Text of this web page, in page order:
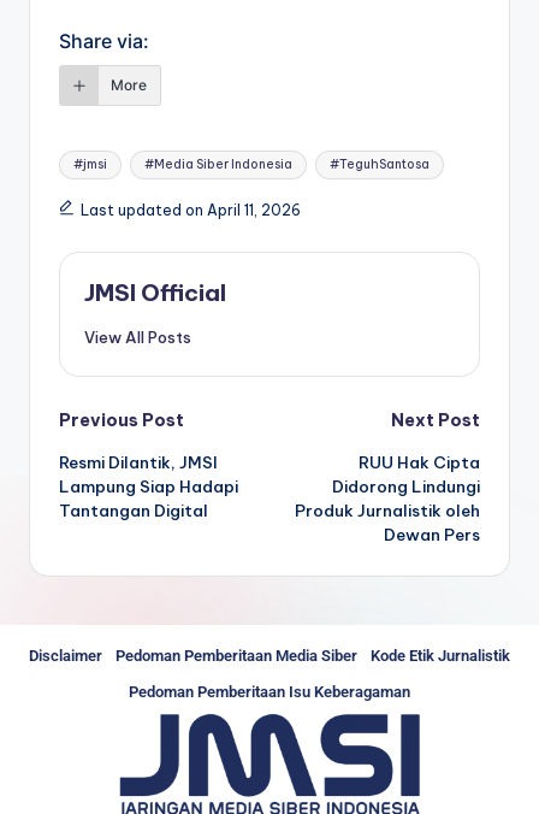
Share via:
More
#jmsi #Media Siber Indonesia #TeguhSantosa
Last updated on April 11, 2026
JMSI Official
View All Posts
Previous Post
Resmi Dilantik, JMSI
Lampung Siap Hadapi
Tantangan Digital
Next Post
RUU Hak Cipta
Didorong Lindungi
Produk Jurnalistik oleh
Dewan Pers
Disclaimer Pedoman Pemberitaan Media Siber
Kode Etik Jurnalistik
Pedoman Pemberitaan Isu Keberagaman